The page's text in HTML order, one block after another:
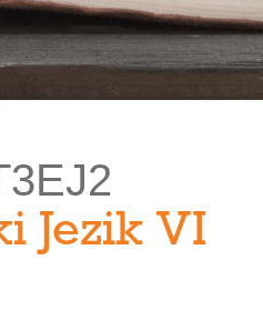
Jezik VI